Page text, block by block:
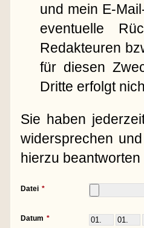
und mein E-
eventuelle
Redakteuren
für diesen
Dritte erfolgt
Sie haben
widersprechen
hierzu
Datei
Datum